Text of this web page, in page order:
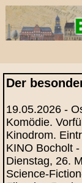
Der
19.05.2026 -
Komödie.
Kinodrom.
KINO Bocholt
Dienstag, 26.
Science-